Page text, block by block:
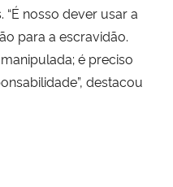
nosso dever usar a
para a escravidão.
é preciso
destacou